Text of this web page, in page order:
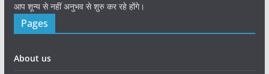
आप शून्य से नहीं अनुभव से शुरु कर रहे होंगे।
Pages
About us